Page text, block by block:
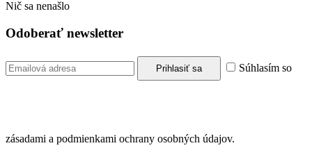
Nič sa nenašlo
Odoberať newsletter
Súhlasím so
zásadami a podmienkami ochrany osobných údajov.